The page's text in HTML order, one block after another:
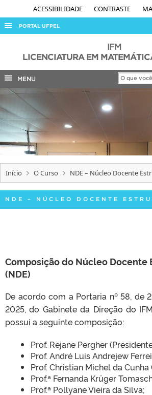
ACESSIBILIDADE CONTRASTE
PORTAL UFPEL
AUDITORIA
COBALTO
CONCURSOS
EDITAIS
INTERNACIONAL
OUVIDORIA
PORTARIAS
TELEFONES
IFM
LICENCIATURA EM
MENU
Início O Curso NDE – Núcleo Docente
NDE – NÚCLEO DOCENTE
Composição do Núcleo Docente
(NDE)
De acordo com a Portaria nº 58, de
2025, do Gabinete da Direção do
possui a seguinte composição:
Prof. Rejane Pergher
Prof. André Luis Andrejew
Prof. Christian Michel da Cunha
Prof.ª Fernanda Krüger
Prof.ª Pollyane Vieira da Silva;